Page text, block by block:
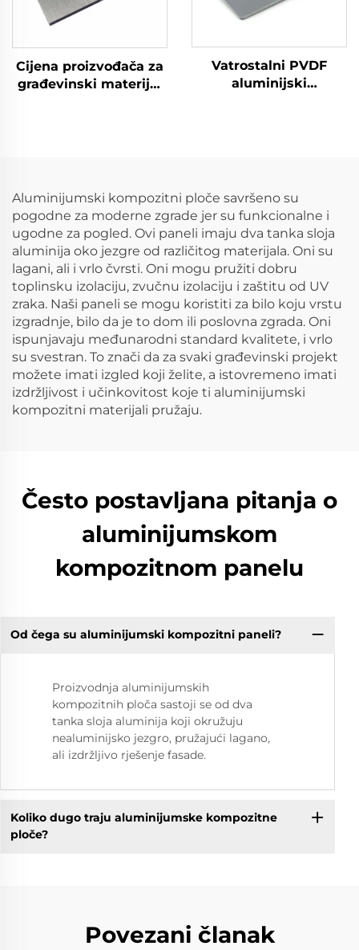
Cijena proizvođača za
građevinski materijal
Vatrostalni PVDF
aluminijski
Aluminijumski kompozitni ploče savršeno su
pogodne za moderne zgrade jer su funkcionalne i
ugodne za pogled. Ovi paneli imaju dva tanka sloja
aluminija oko jezgre od različitog materijala. Oni su
lagani, ali i vrlo čvrsti. Oni mogu pružiti dobru
toplinsku izolaciju, zvučnu izolaciju i zaštitu od UV
zraka. Naši paneli se mogu koristiti za bilo koju vrstu
izgradnje, bilo da je to dom ili poslovna zgrada. Oni
ispunjavaju međunarodni standard kvalitete, i vrlo
su svestran. To znači da za svaki građevinski projekt
možete imati izgled koji želite, a istovremeno imati
izdržljivost i učinkovitost koje ti aluminijumski
kompozitni materijali pružaju.
Često postavljana pitanja o
aluminijumskom
kompozitnom panelu
Od čega su aluminijumski kompozitni paneli?
Proizvodnja aluminijumskih
kompozitnih ploča sastoji se od dva
tanka sloja aluminija koji okružuju
nealuminijsko jezgro, pružajući lagano,
ali izdržljivo rješenje fasade.
Koliko dugo traju aluminijumske kompozitne
ploče?
Povezani članak